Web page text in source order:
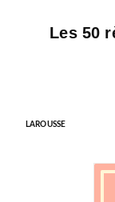
Les 50
LAROUSSE